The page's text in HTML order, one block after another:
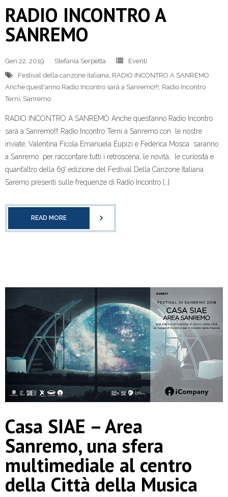
RADIO INCONTRO A
SANREMO
Gen 22, 2019 Stefania Serpetta
Eventi
Festival della canzone italiana, RADIO INCONTRO A SANREMO
Anche quest'anno Radio Incontro sarà a Sanremo!!!, Radio Incontro
Terni, Sanremo
RADIO INCONTRO A SANREMO Anche quest’anno Radio Incontro
sarà a Sanremo!!! Radio Incontro Terni a Sanremo con le nostre
inviate, Valentina Ficola Emanuela Eupizi e Federica Mosca saranno
a Sanremo per raccontare tutti i retroscena, le novità, le curiosità e
quant’altro della 69° edizione del Festival Della Canzone Italiana
Saremo presenti sulle frequenze di Radio Incontro […]
READ MORE
Casa SIAE – Area
Sanremo, una sfera
multimediale al centro
della Città della Musica